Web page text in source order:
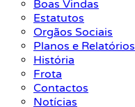
Boas Vindas
Estatutos
Orgãos Sociais
Planos e Relatórios
História
Frota
Contactos
Notícias